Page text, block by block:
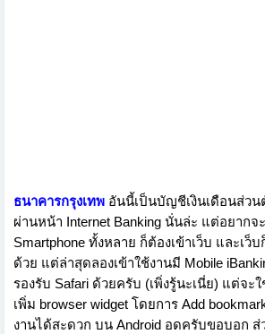
ธนาคารกรุงเทพ อันนี้เป็นบัญชีเงินเดือนส่วน
ผ่านหน้า Internet Banking นั่นล่ะ แต่อยากจ
Smartphone ทั้งหลาย ก็ต้องเข้าเว็บ และเว็
ด้วย แต่ล่าสุดลองเข้าใช้งานมี Mobile
รองรับ Safari ด้วยครับ (เพิ่งรู้นะเนี่ย) แต่จะ
เพิ่ม browser widget โดยการ Add
งานได้สะดวก บน Android อดครับขอบอก ส่